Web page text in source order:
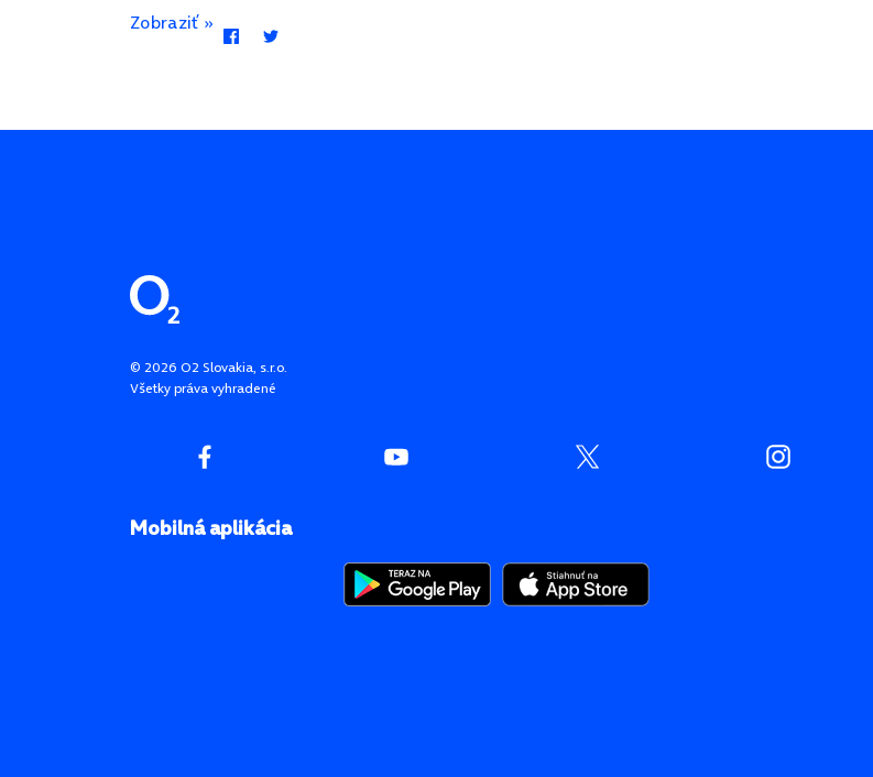
Zobraziť »
Pätička stránky
© 2026 O2 Slovakia, s.r.o.
Všetky práva vyhradené
Mobilná aplikácia